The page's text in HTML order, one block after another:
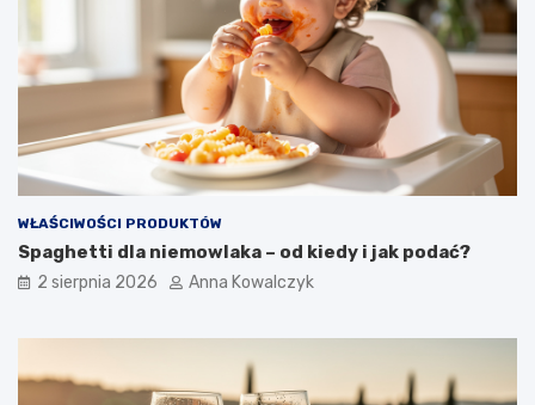
WŁAŚCIWOŚCI PRODUKTÓW
Spaghetti dla niemowlaka – od kiedy i jak podać?
2 sierpnia 2026 Anna Kowalczyk